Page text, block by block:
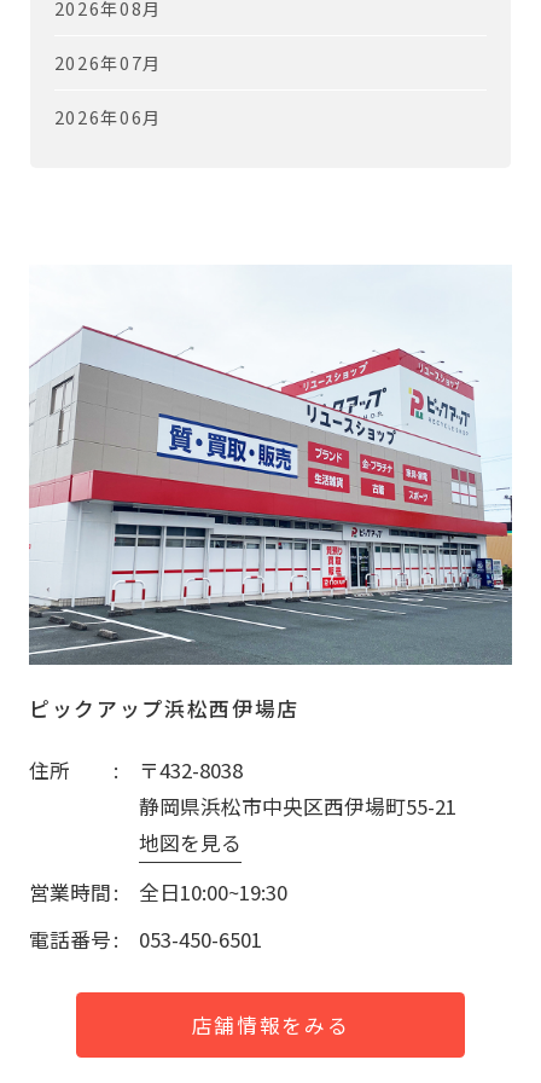
2026年08月
2026年07月
2026年06月
ピックアップ浜松西伊場店
住所
〒432-8038
静岡県浜松市中央区西伊場町55-21
地図を見る
営業時間
全日10:00~19:30
電話番号
053-450-6501
店舗情報をみる